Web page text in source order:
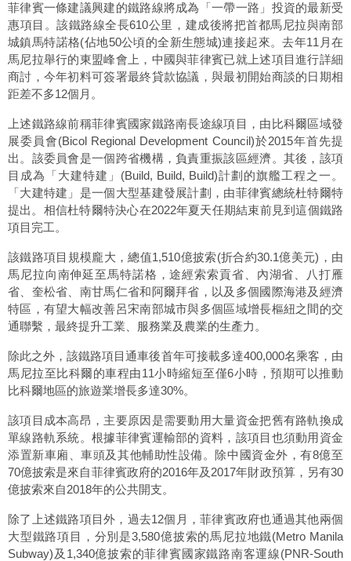
菲律賓一條建議興建的鐵路線將成為「一帶一路」投資的最新受
惠項目。該鐵路線全長610公里，建成後將把首都馬尼拉與南部
城鎮馬特諾格(佔地50公頃的全新生態城)連接起來。去年11月在
馬尼拉舉行的東盟峰會上，中國與菲律賓已就上述項目進行詳細
商討，今年初料可簽署最終貸款協議，與最初開始商談的日期相
距差不多12個月。
上述鐵路線前稱菲律賓國家鐵路南長途線項目，由比科爾區域發
展委員會(Bicol Regional Development Council)於2015年首先提
出。該委員會是一個跨省機構，負責重振該區經濟。其後，該項
目成為「大建特建」(Build, Build, Build)計劃的旗艦工程之一。
「大建特建」是一個大型基建發展計劃，由菲律賓總統杜特爾特
提出。相信杜特爾特決心在2022年夏天任期結束前見到這個鐵路
項目完工。
該鐵路項目規模龐大，總值1,510億披索(折合約30.1億美元)，由
馬尼拉向南伸延至馬特諾格，途經索索貢省、內湖省、八打雁
省、奎松省、南甘馬仁省和阿爾拜省，以及多個國際海港及經濟
特區，有望大幅改善呂宋南部城市與多個區域增長樞紐之間的交
通聯繫，最終提升工業、服務業及農業的生產力。
除此之外，該鐵路項目通車後首年可接載多達400,000名乘客，由
馬尼拉至比科爾的車程由11小時縮短至僅6小時，預期可以推動
比科爾地區的旅遊業增長多達30%。
該項目成本高昂，主要原因是需要動用大量資金把舊有路軌換成
單線路軌系統。根據菲律賓運輸部的資料，該項目也須動用資金
添置新車廂、車頭及其他輔助性設備。除中國資金外，有8億至
70億披索是來自菲律賓政府的2016年及2017年財政預算，另有30
億披索來自2018年的公共開支。
除了上述鐵路項目外，過去12個月，菲律賓政府也通過其他兩個
大型鐵路項目，分別是3,580億披索的馬尼拉地鐵(Metro Manila
Subway)及1,340億披索的菲律賓國家鐵路南客運線(PNR-South